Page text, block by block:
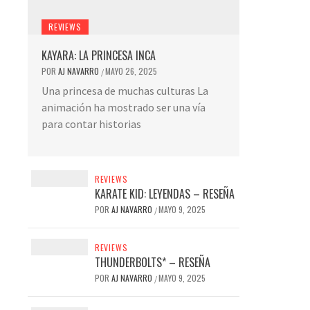
REVIEWS
KAYARA: LA PRINCESA INCA
POR AJ NAVARRO /MAYO 26, 2025
Una princesa de muchas culturas La
animación ha mostrado ser una vía
para contar historias
REVIEWS
KARATE KID: LEYENDAS – RESEÑA
POR AJ NAVARRO /MAYO 9, 2025
REVIEWS
THUNDERBOLTS* – RESEÑA
POR AJ NAVARRO /MAYO 9, 2025